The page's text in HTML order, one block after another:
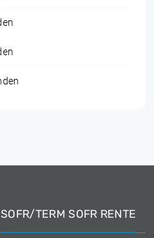
SOFR/TERM SOFR RENTE